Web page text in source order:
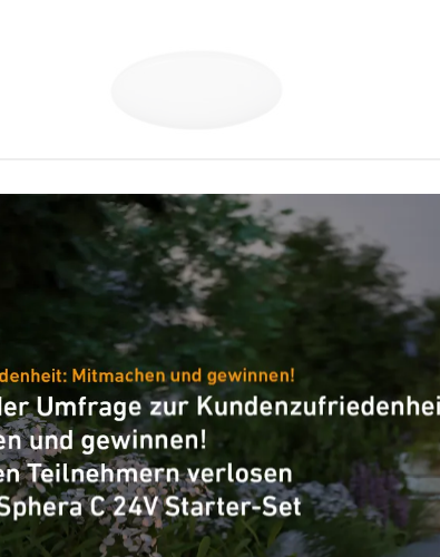
Ersatzteil - Professional Line
Ersatzhaube für RS PRO S2
PMMA S